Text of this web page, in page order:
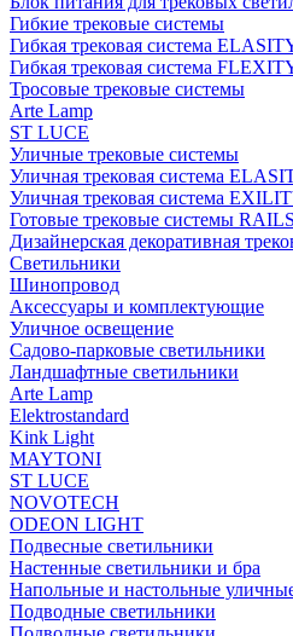
Гибкие трековые системы
Гибкая трековая система
Гибкая трековая система
Тросовые трековые системы
Arte Lamp
ST LUCE
Уличные трековые системы
Уличная трековая система
Уличная трековая система
Готовые трековые системы RAILS
Дизайнерская декоративная
Светильники
Шинопровод
Аксессуары и комплектующие
Уличное освещение
Садово-парковые светильники
Ландшафтные светильники
Arte Lamp
Elektrostandard
Kink Light
MAYTONI
ST LUCE
NOVOTECH
ODEON LIGHT
Подвесные светильники
Настенные светильники и бра
Напольные и настольные
Подводные светильники